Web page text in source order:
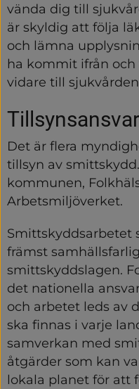
vända dig till
är skyldig att följa
och lämna
ha kommit ifrån
vidare till
Tillsynsansvar
Det är flera
tillsyn av
kommunen,
Arbetsmiljöverket.
Smittskyddsarbetet
främst
smittskyddslagen.
det nationella
och arbetet leds av
ska finnas i varje
samverkan med
åtgärder som kan
lokala planet för att